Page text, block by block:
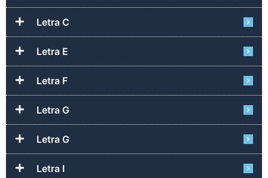
Letra C
Letra E
Letra F
Letra G
Letra G
Letra I